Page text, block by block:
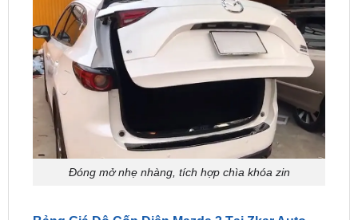
Đóng mở nhẹ nhàng, tích hợp chìa khóa zin
Bảng Giá Độ Cốp Điện Mazda 3 Tại Zkar Auto